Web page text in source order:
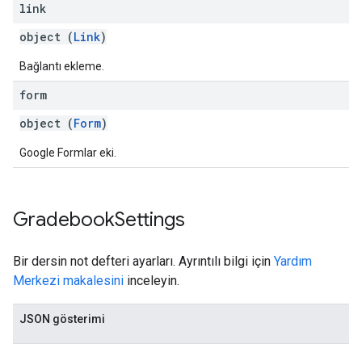
link
object (Link)
Bağlantı ekleme.
form
object (Form)
Google Formlar eki.
GradebookSettings
Bir dersin not defteri ayarları. Ayrıntılı bilgi için Yardım
Merkezi makalesini inceleyin.
JSON gösterimi